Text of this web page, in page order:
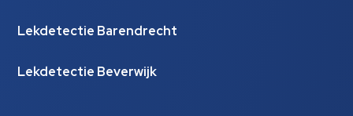
Lekdetectie Barendrecht
Lekdetectie Beverwijk